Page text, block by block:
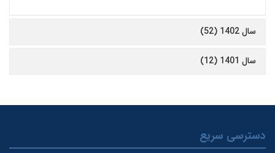
سال 1402 (52)
سال 1401 (12)
دسترسی سریع